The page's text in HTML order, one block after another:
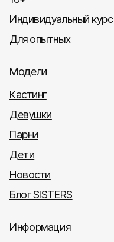
Индивидуальный курс
Для опытных
Модели
Кастинг
Девушки
Парни
Дети
Новости
Блог SISTERS
Информация